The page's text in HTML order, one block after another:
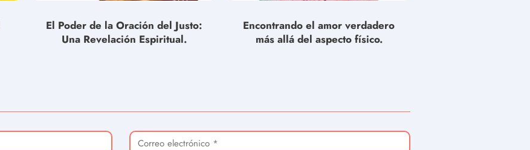
El Poder de la Oración del Justo:
Una Revelación Espiritual.
Encontrando el amor verdadero
más allá del aspecto físico.